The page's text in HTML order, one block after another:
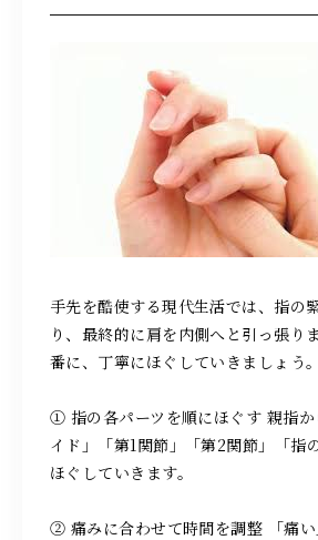
手先を酷使する現代生活では、指の
り、最終的に肩を内側へと引っ張り
番に、丁寧にほぐしていきましょう。
① 指の各パーツを順にほぐす 親指
イド」「第1関節」「第2関節」「指
ほぐしていきます。
② 痛みに合わせて時間を調整 「痛